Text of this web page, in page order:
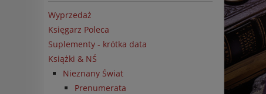
Wyprzedaż
Księgarz Poleca
Suplementy - krótka data
Książki & NŚ
Nieznany Świat
Prenumerata